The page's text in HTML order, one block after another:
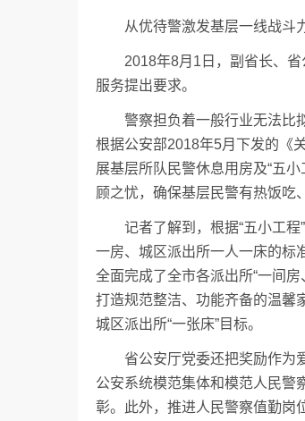
从优待警激发基层一线战斗
2018年8月1日，副省长、省
服务提出要求。
警察担负着一般行业无法比拟
根据公安部2018年5月下发的《
展基层所队民警休息用房及“五
顾之忧，确保基层民警有热饭吃
记者了解到，根据“五小工程”
一房、城区派出所一人一床的标
全面完成了全市各派出所“一间
打造规范整洁、功能齐备的温馨
城区派出所“一张床”目标。
省公安厅党委还把奖励作为爱
公安系统模范集体和模范人民警
彰。此外，推进人民警察值勤岗